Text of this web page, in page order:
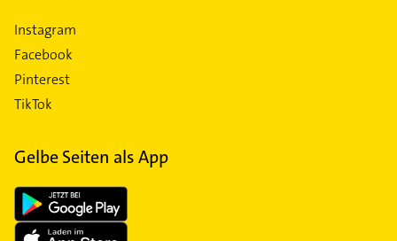
Instagram
Facebook
Pinterest
TikTok
Gelbe Seiten als App